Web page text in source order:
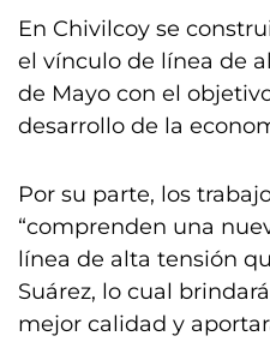
En Chivilcoy se
el vínculo de línea de
de Mayo con el
desarrollo de la
Por su parte, los
“comprenden una
línea de alta tensión
Suárez, lo cual
mejor calidad y